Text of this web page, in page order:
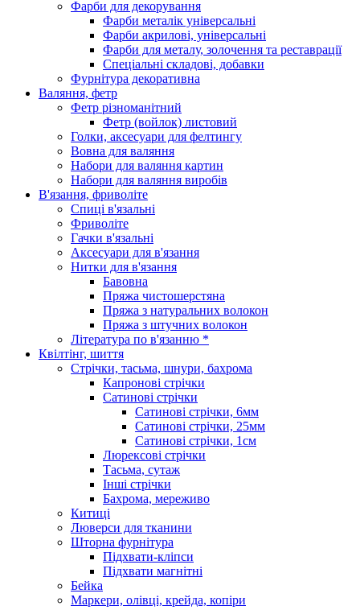
Фарби для декорування
Фарби металік універсальні
Фарби акрилові, універсальні
Фарби для металу, золочення та реставрації
Спеціальні складові, добавки
Фурнітура декоративна
Валяння, фетр
Фетр різноманітний
Фетр (войлок) листовий
Голки, аксесуари для фелтингу
Вовна для валяння
Набори для валяння картин
Набори для валяння виробів
В'язання, фриволіте
Спиці в'язальні
Фриволіте
Гачки в'язальні
Аксесуари для в'язання
Нитки для в'язання
Бавовна
Пряжа чистошерстяна
Пряжа з натуральних волокон
Пряжа з штучних волокон
Література по в'язанню *
Квілтінг, шиття
Стрічки, тасьма, шнури, бахрома
Капронові стрічки
Сатинові стрічки
Сатинові стрічки, 6мм
Сатинові стрічки, 25мм
Сатинові стрічки, 1см
Люрексові стрічки
Тасьма, сутаж
Інші стрічки
Бахрома, мереживо
Китиці
Люверси для тканини
Шторна фурнітура
Підхвати-кліпси
Підхвати магнітні
Бейка
Маркери, олівці, крейда, копіри